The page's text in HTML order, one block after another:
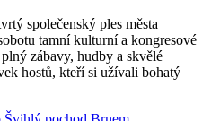
společenský ples města
tamní kulturní a kongresové
zábavy, hudby a skvělé
hostů, kteří si užívali bohatý